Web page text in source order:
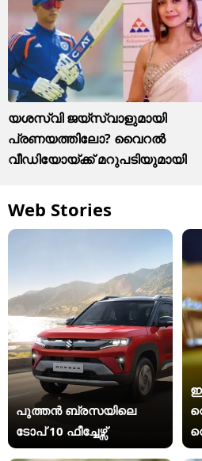
യശസ്വി ജയ്‌സ്വാളുമായി
പ്രണയത്തിലോ? വൈറൽ
വീഡിയോയ്ക്ക് മറുപടിയുമായി
Web Stories
പുത്തൻ ബ്രസയിലെ
ടോപ് 10 ഫീച്ചേഴ്സ്